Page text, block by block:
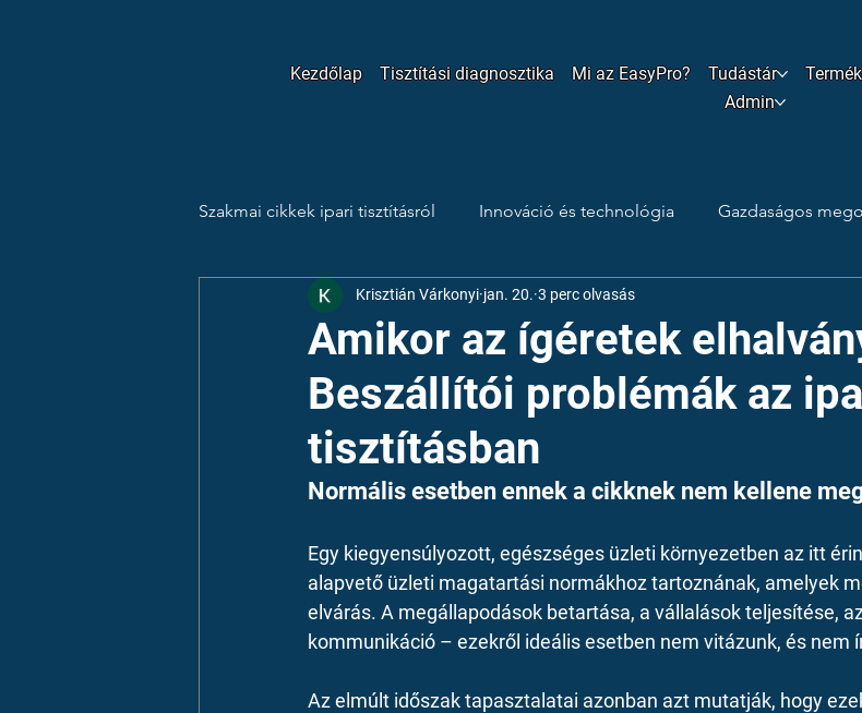
Kezdőlap Tisztítási diagnosztika Mi az EasyPro? Tudástár
Admin
Szakmai cikkek ipari tisztításról Innováció és technológia Gazdaságos
Esettanulmányok Tippek és trükkök Ipari tisztítás
Amikor az ígéretek
Beszállítói problémák az
tisztításban
Krisztián Várkonyi jan. 20. 3 perc olvasás
Normális esetben ennek a cikknek nem kellene
Egy kiegyensúlyozott, egészséges üzleti környezetben az itt
alapvető üzleti magatartási normákhoz tartoznának, amelyek
elvárás. A megállapodások betartása, a vállalások teljesítése,
kommunikáció – ezekről ideális esetben nem vitázunk, és nem
Az elmúlt időszak tapasztalatai azonban azt mutatják, hogy